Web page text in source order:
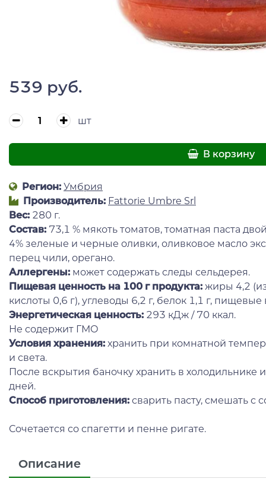
539 руб.
шт
В корзину
Регион: Умбрия
Производитель: Fattorie Umbre Srl
Вес: 280 г.
Состав: 73,1 % мякоть томатов, томатная паста
4% зеленые и черные оливки, оливковое масло
перец чили, орегано.
Аллергены: может содержать следы сельдерея.
Пищевая ценность на 100 г продукта: жиры 4,2
кислоты 0,6 г), углеводы 6,2 г, белок 1,1 г, пищевые
Энергетическая ценность: 293 кДж / 70 ккал.
Не содержит ГМО
Условия хранения: хранить при комнатной
и света.
После вскрытия баночку хранить в холодильнике
дней.
Способ приготовления: сварить пасту, смешать с
Сочетается со спагетти и пенне ригате.
Описание